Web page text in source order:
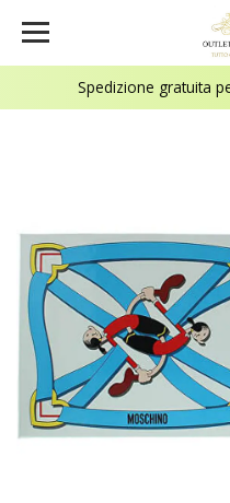
Spedizione gratuita